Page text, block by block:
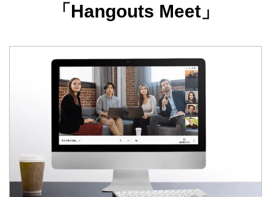
「Hangouts Meet」